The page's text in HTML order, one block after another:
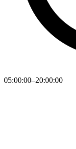
05:00:00–20:00:00